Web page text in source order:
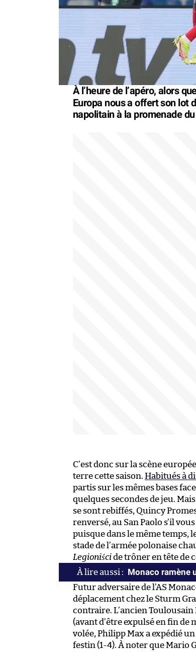
À l’heure de l’apéro, alors
Europa nous a offert son lot
napolitain à la promenade
C’est donc sur la scène
terre cette saison. Habitués à
partis sur les mêmes bases
quelques secondes de jeu.
se sont rebiffés, Quincy
renversé, au San Paolo s’il
puisque dans le même temps,
stade de l’armée polonaise
Legioniścide trôner en tête de
Monaco ramène
Futur adversaire de l’AS
déplacement chez le Sturm
contraire. L’ancien
(avant d’être expulsé en fin de
volée, Philipp Max a expédié
festin (1-4). À noter que Mario